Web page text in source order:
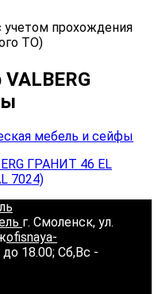
учетом прохождения
ТО)
мебель и сейфы
ГРАНИТ 46 EL
7024)
г. Смоленск, ул.
ofisnaya-
18.00; Сб,Вс -